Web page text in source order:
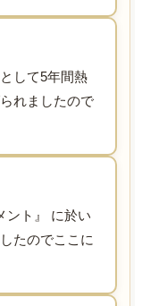
して5年間熱
れましたので
ント』 に於い
たのでここに